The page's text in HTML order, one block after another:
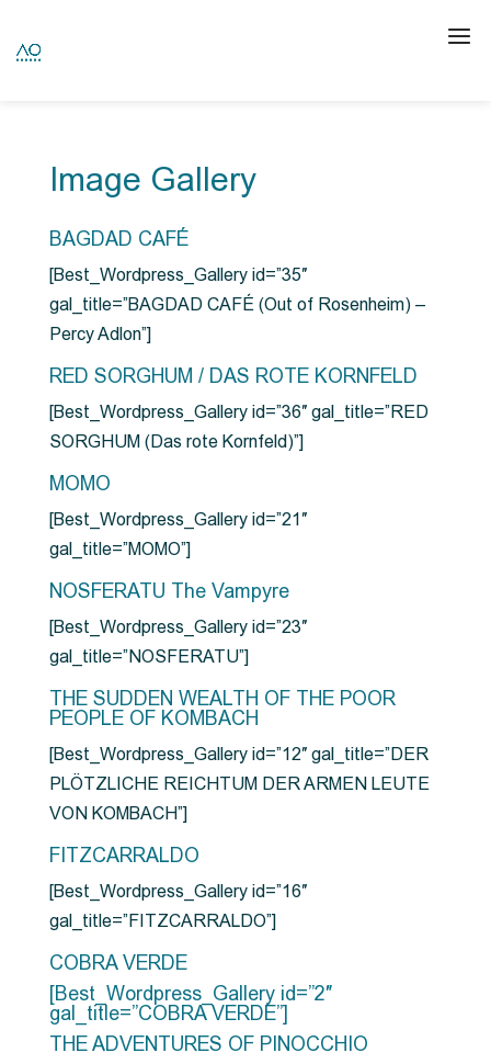
Image Gallery
BAGDAD CAFÉ
[Best_Wordpress_Gallery id=”35″
gal_title=”BAGDAD CAFÉ (Out of Rosenheim) –
Percy Adlon”]
RED SORGHUM / DAS ROTE KORNFELD
[Best_Wordpress_Gallery id=”36″ gal_title=”RED
SORGHUM (Das rote Kornfeld)”]
MOMO
[Best_Wordpress_Gallery id=”21″
gal_title=”MOMO”]
NOSFERATU The Vampyre
[Best_Wordpress_Gallery id=”23″
gal_title=”NOSFERATU”]
THE SUDDEN WEALTH OF THE POOR
PEOPLE OF KOMBACH
[Best_Wordpress_Gallery id=”12″ gal_title=”DER
PLÖTZLICHE REICHTUM DER ARMEN LEUTE
VON KOMBACH”]
FITZCARRALDO
[Best_Wordpress_Gallery id=”16″
gal_title=”FITZCARRALDO”]
COBRA VERDE
[Best_Wordpress_Gallery id=”2″
gal_title=”COBRA VERDE”]
THE ADVENTURES OF PINOCCHIO